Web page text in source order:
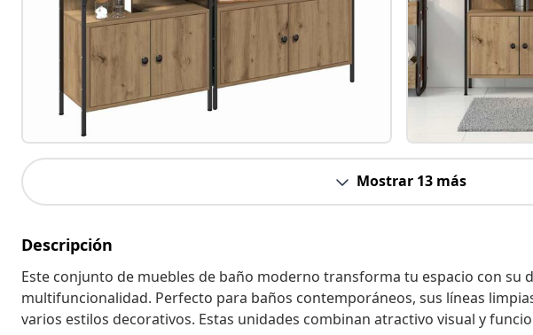
Mostrar 13 más
Descripción
Este conjunto de muebles de baño moderno transforma tu espacio con su
multifuncionalidad. Perfecto para baños contemporáneos, sus líneas
varios estilos decorativos. Estas unidades combinan atractivo visual y